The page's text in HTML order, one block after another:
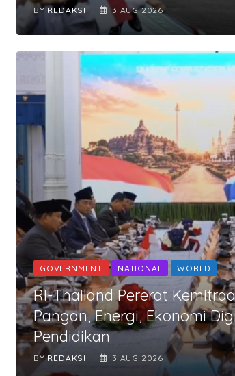
BYREDAKSI 3 AUG 2026
GOVERNMENT NATIONAL WORLD
RI-Thailand Pererat
Pangan, Energi, Ekonomi
Pendidikan
BYREDAKSI 3 AUG 2026